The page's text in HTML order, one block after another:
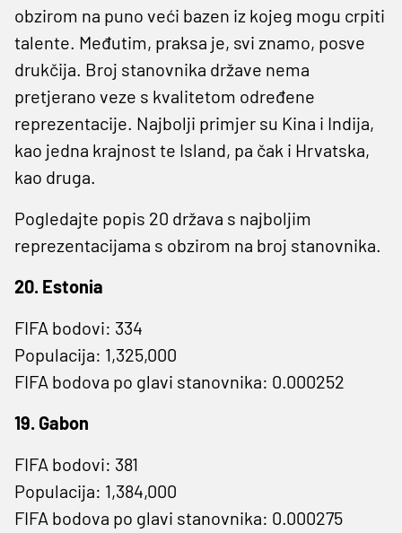
obzirom na puno veći bazen iz kojeg mogu crpiti
talente. Međutim, praksa je, svi znamo, posve
drukčija. Broj stanovnika države nema
pretjerano veze s kvalitetom određene
reprezentacije. Najbolji primjer su Kina i Indija,
kao jedna krajnost te Island, pa čak i Hrvatska,
kao druga.
Pogledajte popis 20 država s najboljim
reprezentacijama s obzirom na broj stanovnika.
20. Estonia
FIFA bodovi: 334
Populacija: 1,325,000
FIFA bodova po glavi stanovnika: 0.000252
19. Gabon
FIFA bodovi: 381
Populacija: 1,384,000
FIFA bodova po glavi stanovnika: 0.000275